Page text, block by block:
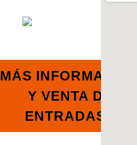
MÁS INFORMACIÓN
Y VENTA DE
ENTRADAS